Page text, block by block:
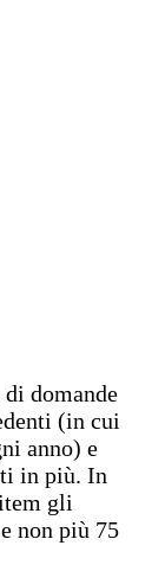
domande
(in cui
anno) e
in più. In
gli
non più 75